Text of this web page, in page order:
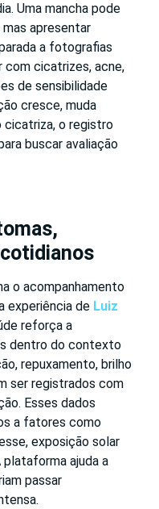
Uma mancha pode
apresentar
a fotografias
com cicatrizes, acne,
de sensibilidade
cresce, muda
cicatriza, o registro
buscar avaliação
o acompanhamento
experiência de Luiz
reforça a
dentro do contexto
repuxamento, brilho
ser registrados com
Esses dados
a fatores como
exposição solar
ajuda a
passar